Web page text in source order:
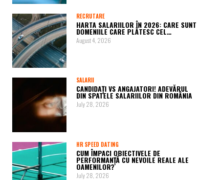
RECRUTARE
HARTA SALARIILOR ÎN 2026: CARE SUNT
DOMENIILE CARE PLĂTESC CEL…
August 4, 2026
SALARII
CANDIDAȚI VS ANGAJATORI! ADEVĂRUL
DIN SPATELE SALARIILOR DIN ROMÂNIA
July 28, 2026
HR SPEED DATING
CUM ÎMPACI OBIECTIVELE DE
PERFORMANȚĂ CU NEVOILE REALE ALE
OAMENILOR?
July 28, 2026